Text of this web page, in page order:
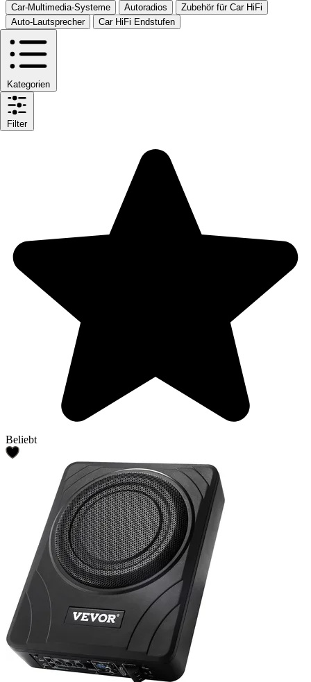
Car-Multimedia-Systeme Autoradios
Zubehör für Car HiFi
Auto-Lautsprecher
Car HiFi Endstufen
Kategorien
Filter
Beliebt